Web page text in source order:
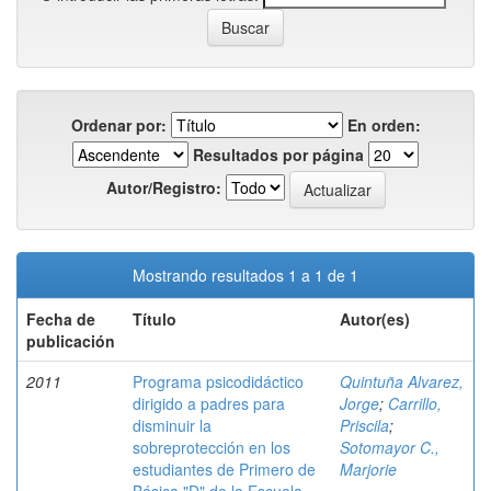
Ordenar por:
En orden:
Resultados por página
Autor/Registro:
Mostrando resultados 1 a 1 de 1
Fecha de
publicación
Título Autor(es)
2011
Programa psicodidáctico
dirigido a padres para
disminuir la
sobreprotección en los
estudiantes de Primero de
Quintuña Alvarez,
Jorge; Carrillo,
Priscila;
Sotomayor C.,
Marjorie